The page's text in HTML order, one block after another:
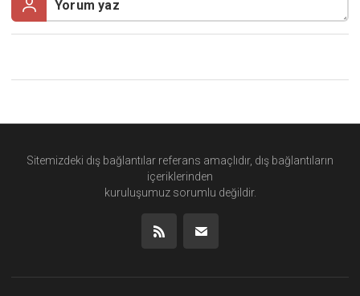
Sitemizdeki dış bağlantılar referans amaçlıdır, dış bağlantıların
içeriklerinden
kuruluşumuz sorumlu değildir.